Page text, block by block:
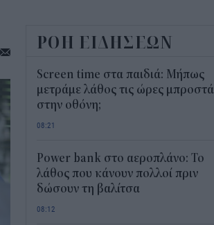
ΡΟΗ ΕΙΔΗΣΕΩΝ
Screen time στα παιδιά: Μήπως
μετράμε λάθος τις ώρες μπροστά
στην οθόνη;
08:21
Power bank στο αεροπλάνο: Το
λάθος που κάνουν πολλοί πριν
δώσουν τη βαλίτσα
08:12